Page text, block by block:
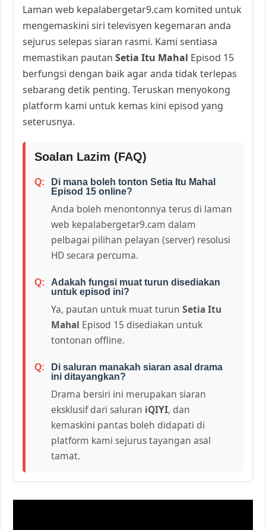
Laman web kepalabergetar9.cam komited untuk
mengemaskini siri televisyen kegemaran anda
sejurus selepas siaran rasmi. Kami sentiasa
memastikan pautanSetia Itu Mahal Episod 15
berfungsi dengan baik agar anda tidak terlepas
sebarang detik penting. Teruskan menyokong
platform kami untuk kemas kini episod yang
seterusnya.
Soalan Lazim (FAQ)
Di mana boleh tonton Setia Itu Mahal
Episod 15 online?
Anda boleh menontonnya terus di laman
web kepalabergetar9.cam dalam
pelbagai pilihan pelayan (server) resolusi
HD secara percuma.
Adakah fungsi muat turun disediakan
untuk episod ini?
Ya, pautan untuk muat turunSetia Itu
Mahal Episod 15 disediakan untuk
tontonan offline.
Di saluran manakah siaran asal drama
ini ditayangkan?
Drama bersiri ini merupakan siaran
eksklusif dari saluran iQIYI, dan
kemaskini pantas boleh didapati di
platform kami sejurus tayangan asal
tamat.